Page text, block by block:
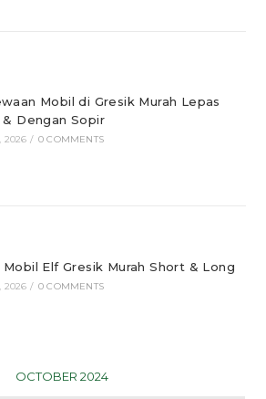
Mobil di Gresik Murah Lepas
& Dengan Sopir
2026 / 0 COMMENTS
Mobil Elf Gresik Murah Short & Long
2026 / 0 COMMENTS
OCTOBER 2024